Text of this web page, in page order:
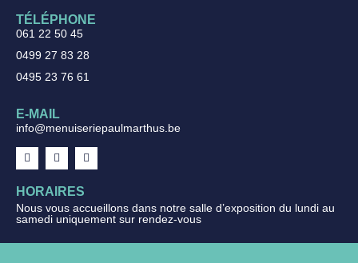
TÉLÉPHONE
061 22 50 45
0499 27 83 28
0495 23 76 61
E-MAIL
info@menuiseriepaulmarthus.be
HORAIRES
Nous vous accueillons dans notre salle d’exposition du lundi au
samedi uniquement sur rendez-vous